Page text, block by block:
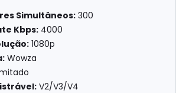
Simultâneos:300
Kbps: 4000
1080p
Wowza
V2/V3/V4